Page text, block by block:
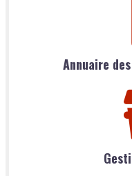
Annuaire